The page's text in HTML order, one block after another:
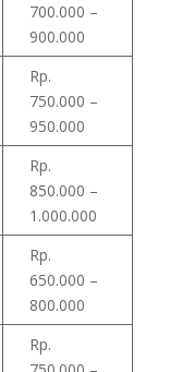
700.000 –
900.000
Rp.
750.000 –
950.000
Rp.
850.000 –
1.000.000
Rp.
650.000 –
800.000
Rp.